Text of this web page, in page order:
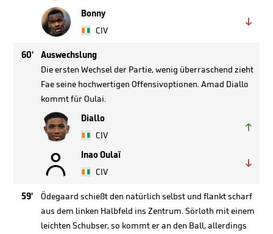
Bonny
CIV

60'
Auswechslung
Die ersten Wechsel der Partie, wenig überraschend zieht
Fae seine hochwertigen Offensivoptionen. Amad Diallo
kommt für Oulai.
Diallo
CIV


Inao Oulaï
CIV

59'
Ödegaard schießt den natürlich selbst und flankt scharf
aus dem linken Halbfeld ins Zentrum. Sörloth mit einem
leichten Schubser, so kommt er an den Ball, allerdings